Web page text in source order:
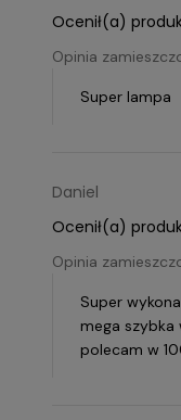
Ocenił(a)
Opinia
Super lampa
Daniel
Ocenił(a)
Opinia
Super
mega szybka
polecam w